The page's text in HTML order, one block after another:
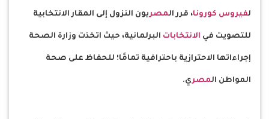
لفيروس كورونا، قرر المصريون النزول إلى المقار الانتخابية
للتصويت في الانتخابات البرلمانية، حيث اتخذت وزارة الصحة
إجراءاتها الاحترازية باحترافية تمامًا؛ للحفاظ على صحة
المواطن المصري.